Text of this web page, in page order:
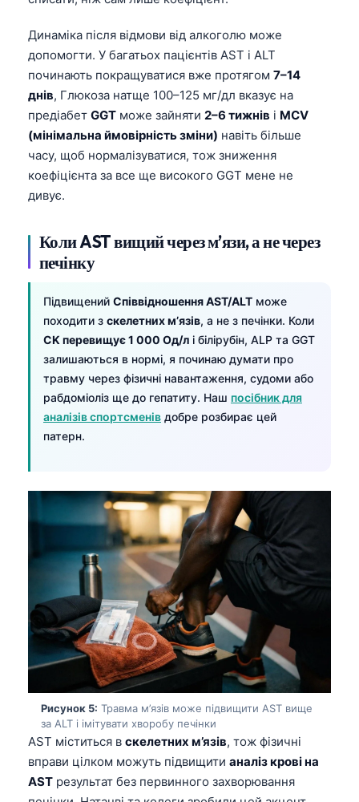
Динаміка після відмови від алкоголю може
допомогти. У багатьох пацієнтів AST і ALT
починають покращуватися вже протягом 7–14
днів, Глюкоза натще 100–125 мг/дл вказує на
предіабет GGT може зайняти 2–6 тижнів і MCV
(мінімальна ймовірність зміни) навіть більше
часу, щоб нормалізуватися, тож зниження
коефіцієнта за все ще високого GGT мене не
дивує.
Коли AST вищий через м’язи, а не через
печінку
Підвищений Співвідношення AST/ALT може
походити з скелетних м’язів, а не з печінки. Коли
CK перевищує 1 000 Од/л і білірубін, ALP та GGT
залишаються в нормі, я починаю думати про
травму через фізичні навантаження, судоми або
рабдоміоліз ще до гепатиту. Наш посібник для
аналізів спортсменів добре розбирає цей
патерн.
Рисунок 5: Травма м’язів може підвищити AST вище
за ALT і імітувати хворобу печінки
AST міститься в скелетних м’язів, тож фізичні
вправи цілком можуть підвищити аналіз крові на
AST результат без первинного захворювання
Беларуская мова
Esperanto
Frysk
Ślōnskŏ gŏdka
Norsk bokmål